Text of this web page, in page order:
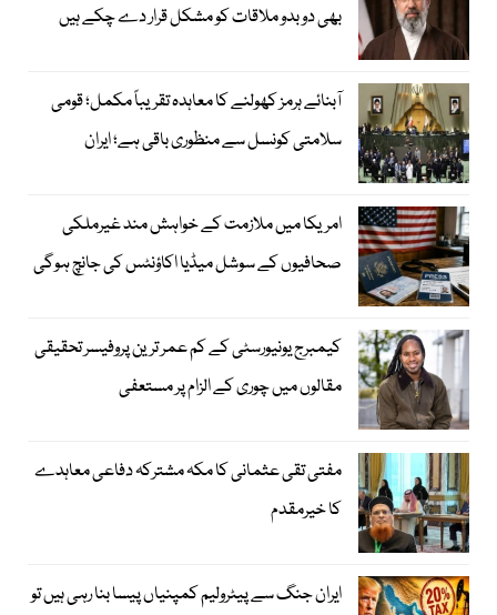
بھی دوبدو ملاقات کو مشکل قرار دے چکے ہیں
آبنائے ہرمز کھولنے کا معاہدہ تقریباً مکمل؛ قومی
سلامتی کونسل سے منظوری باقی ہے؛ ایران
امریکا میں ملازمت کے خواہش مند غیرملکی
صحافیوں کے سوشل میڈیا اکاؤنٹس کی جانچ ہوگی
کیمبرج یونیورسٹی کے کم عمر ترین پروفیسر تحقیقی
مقالوں میں چوری کے الزام پر مستعفی
مفتی تقی عثمانی کا مکہ مشترکہ دفاعی معاہدے
کا خیرمقدم
ایران جنگ سے پیٹرولیم کمپنیاں پیسا بنا رہی ہیں تو